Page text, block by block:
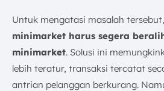
1. Identifikasi Kebutuhan
2. Bandingkan Fitur dan
3. Pertimbangkan Harga dan
Untuk mengatasi masalah tersebut,
minimarket harus segera
minimarket. Solusi ini
lebih teratur, transaksi tercatat
antrian pelanggan berkurang.